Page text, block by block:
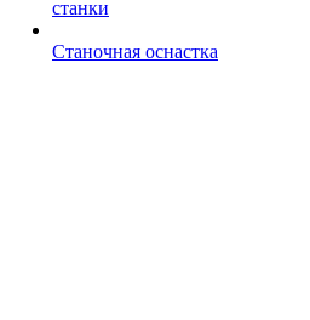
станки
Станочная оснастка